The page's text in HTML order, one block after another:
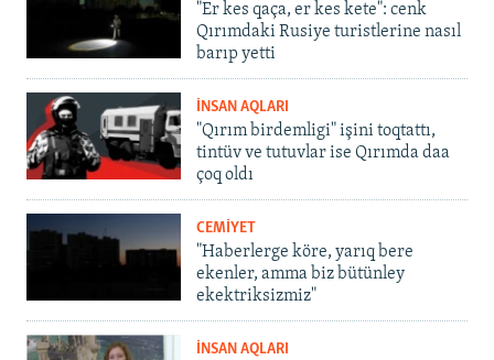
"Er kes qaça, er kes kete": cenk
Qırımdaki Rusiye turistlerine nasıl
barıp yetti
İNSAN AQLARI
"Qırım birdemligi" işini toqtattı,
tintüv ve tutuvlar ise Qırımda daa
çoq oldı
CEMİYET
"Haberlerge köre, yarıq bere
ekenler, amma biz bütünley
ekektriksizmiz"
İNSAN AQLARI